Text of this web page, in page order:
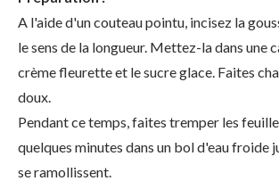
A l'aide d'un couteau pointu, incisez la
le sens de la longueur. Mettez-la dans une
crème fleurette et le sucre glace. Faites
doux.
Pendant ce temps, faites tremper les
quelques minutes dans un bol d'eau froide
se ramollissent.